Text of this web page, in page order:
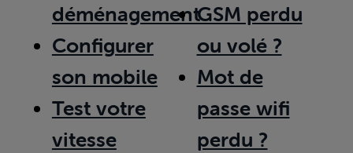
déménagement
Configurer
son mobile
Test votre
vitesse
GSM perdu
ou volé ?
Mot de
passe wifi
perdu ?